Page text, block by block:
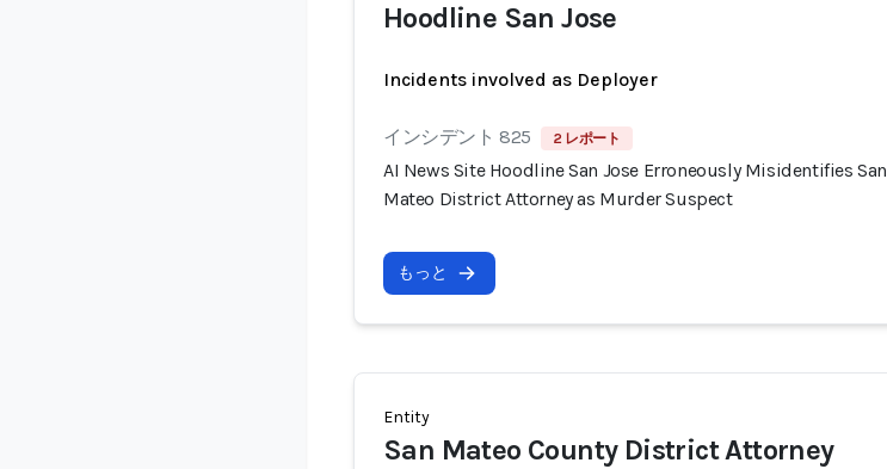
Hoodline San Jose
Incidents involved as Deployer
インシデント 825 2 レポート
AI News Site Hoodline San Jose Erroneously Misidentifies San
Mateo District Attorney as Murder Suspect
もっと
Entity
San Mateo County District Attorney